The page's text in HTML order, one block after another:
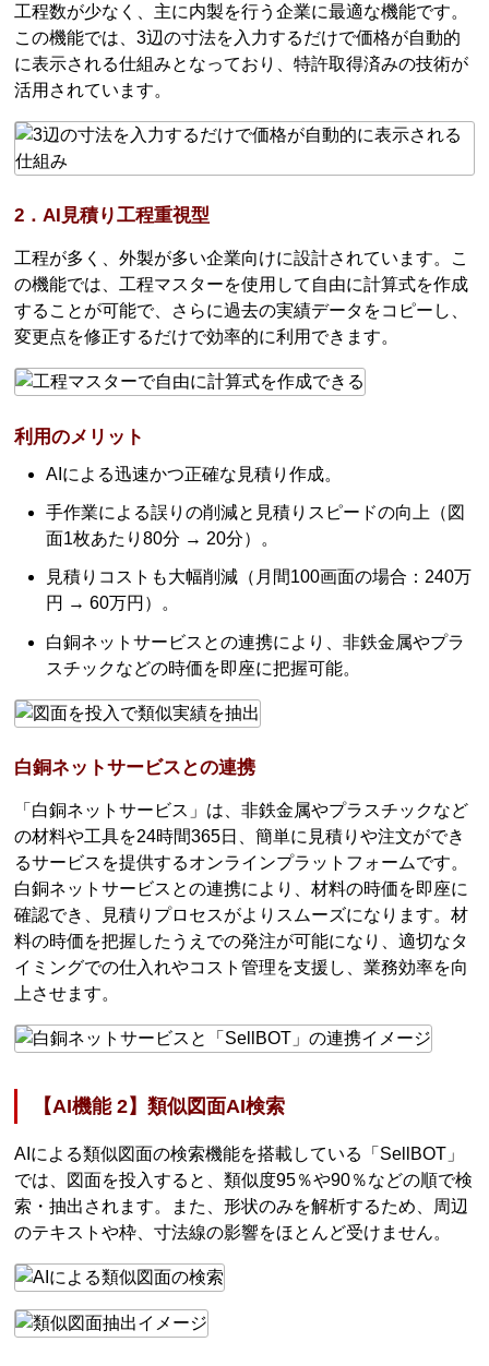
工程数が少なく、主に内製を行う企業に最適な機能です。
この機能では、3辺の寸法を入力するだけで価格が自動的
に表示される仕組みとなっており、特許取得済みの技術が
活用されています。
2．AI見積り工程重視型
工程が多く、外製が多い企業向けに設計されています。こ
の機能では、工程マスターを使用して自由に計算式を作成
することが可能で、さらに過去の実績データをコピーし、
変更点を修正するだけで効率的に利用できます。
利用のメリット
AIによる迅速かつ正確な見積り作成。
手作業による誤りの削減と見積りスピードの向上（図
面1枚あたり80分 → 20分）。
見積りコストも大幅削減（月間100画面の場合：240万
円 → 60万円）。
白銅ネットサービスとの連携により、非鉄金属やプラ
スチックなどの時価を即座に把握可能。
白銅ネットサービスとの連携
「白銅ネットサービス」は、非鉄金属やプラスチックなど
の材料や工具を24時間365日、簡単に見積りや注文ができ
るサービスを提供するオンラインプラットフォームです。
白銅ネットサービスとの連携により、材料の時価を即座に
確認でき、見積りプロセスがよりスムーズになります。材
料の時価を把握したうえでの発注が可能になり、適切なタ
イミングでの仕入れやコスト管理を支援し、業務効率を向
上させます。
【AI機能 2】類似図面AI検索
AIによる類似図面の検索機能を搭載している「SellBOT」
では、図面を投入すると、類似度95％や90％などの順で検
索・抽出されます。また、形状のみを解析するため、周辺
のテキストや枠、寸法線の影響をほとんど受けません。